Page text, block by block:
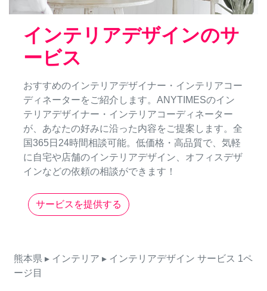
インテリアデザインのサ
ービス
おすすめのインテリアデザイナー・インテリアコー
ディネーターをご紹介します。ANYTIMESのイン
テリアデザイナー・インテリアコーディネーター
が、あなたの好みに沿った内容をご提案します。全
国365日24時間相談可能。低価格・高品質で、気軽
に自宅や店舗のインテリアデザイン、オフィスデザ
インなどの依頼の相談ができます！
サービスを提供する
熊本県 ▸ インテリア ▸ インテリアデザイン サービス 1ペ
ージ目